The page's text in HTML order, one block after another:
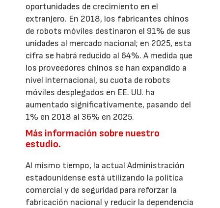
oportunidades de crecimiento en el
extranjero. En 2018, los fabricantes chinos
de robots móviles destinaron el 91% de sus
unidades al mercado nacional; en 2025, esta
cifra se habrá reducido al 64%. A medida que
los proveedores chinos se han expandido a
nivel internacional, su cuota de robots
móviles desplegados en EE. UU. ha
aumentado significativamente, pasando del
1% en 2018 al 36% en 2025.
Más información sobre nuestro
estudio.
Al mismo tiempo, la actual Administración
estadounidense está utilizando la política
comercial y de seguridad para reforzar la
fabricación nacional y reducir la dependencia